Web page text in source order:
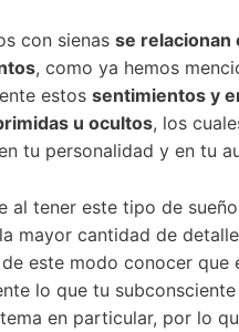
con sienas se relacionan
, como ya hemos
estos sentimientos y
u ocultos, los
tu personalidad y en tu
al tener este tipo de
mayor cantidad de
este modo conocer que
lo que tu
en particular, por lo